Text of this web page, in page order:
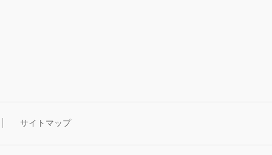
サイトマップ